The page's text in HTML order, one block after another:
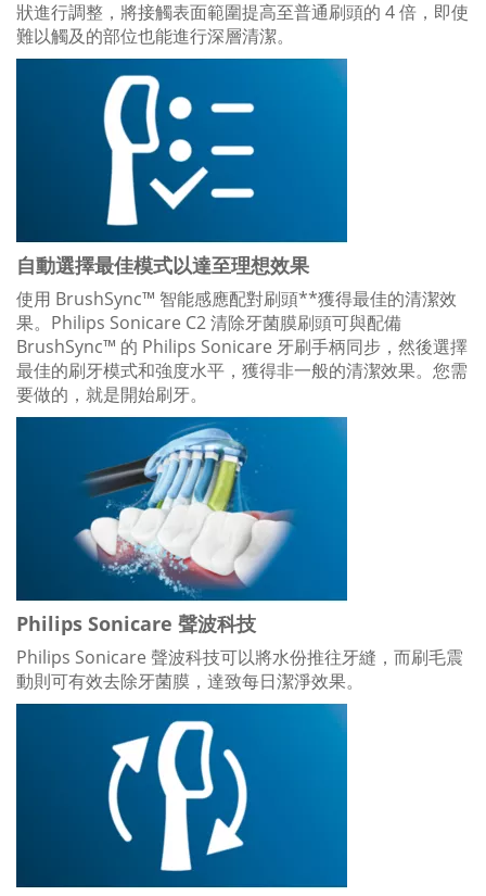
狀進行調整，將接觸表面範圍提高至普通刷頭的 4 倍，即使
難以觸及的部位也能進行深層清潔。
自動選擇最佳模式以達至理想效果
使用 BrushSync™ 智能感應配對刷頭**獲得最佳的清潔效
果。Philips Sonicare C2 清除牙菌膜刷頭可與配備
BrushSync™ 的 Philips Sonicare 牙刷手柄同步，然後選擇
最佳的刷牙模式和強度水平，獲得非一般的清潔效果。您需
要做的，就是開始刷牙。
Philips Sonicare 聲波科技
Philips Sonicare 聲波科技可以將水份推往牙縫，而刷毛震
動則可有效去除牙菌膜，達致每日潔淨效果。